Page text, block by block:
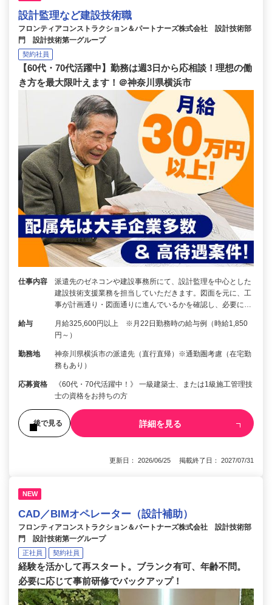
設計監理など建設技術職
フロンティアコンストラクション＆パートナーズ株式会社 設計技術部
門 設計技術第一グループ
契約社員
【60代・70代活躍中】勤務は週3日から応相談！理想の働
き方を最大限叶えます！＠神奈川県横浜市
仕事内容
派遣先のゼネコンや建設事務所にて、設計監理を中心とした
建設技術支援業務を担当していただきます。図面を元に、工
事が計画通り・図面通りに進んでいるかを確認し、必要に…
給与
月給325,600円以上 ※月22日勤務時の給与例（時給1,850
円～）
勤務地
神奈川県横浜市の派遣先（直行直帰）※通勤圏考慮（在宅勤
務もあり）
応募資格
《60代・70代活躍中！》 一級建築士、または1級施工管理技
士の資格をお持ちの方
後で見る 詳細を見る
更新日： 2026/06/25 掲載終了日： 2027/07/31
NEW
CAD／BIMオペレーター（設計補助）
フロンティアコンストラクション＆パートナーズ株式会社 設計技術部
門 設計技術第一グループ
正社員 契約社員
経験を活かして再スタート。ブランク有可、年齢不問。
必要に応じて事前研修でバックアップ！